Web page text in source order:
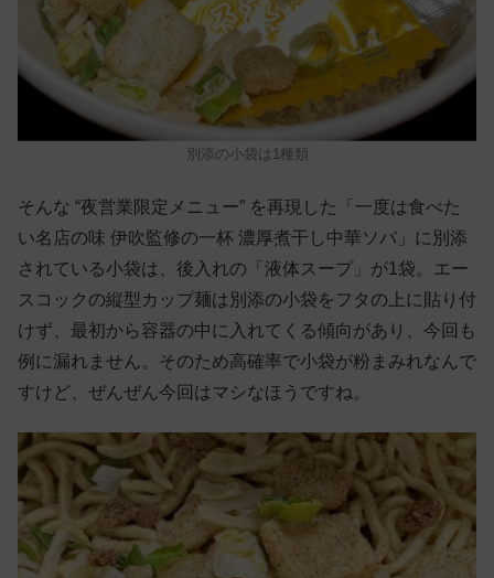
別添の小袋は1種類
そんな “夜営業限定メニュー” を再現した「一度は食べた
い名店の味 伊吹監修の一杯 濃厚煮干し中華ソバ」に別添
されている小袋は、後入れの「液体スープ」が1袋。エー
スコックの縦型カップ麺は別添の小袋をフタの上に貼り付
けず、最初から容器の中に入れてくる傾向があり、今回も
例に漏れません。そのため高確率で小袋が粉まみれなんで
すけど、ぜんぜん今回はマシなほうですね。